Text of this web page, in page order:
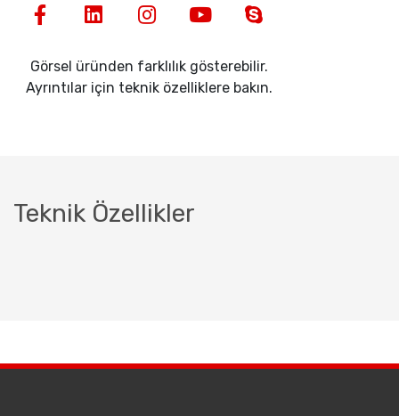
Görsel üründen farklılık gösterebilir.
Ayrıntılar için teknik özelliklere bakın.
Teknik Özellikler